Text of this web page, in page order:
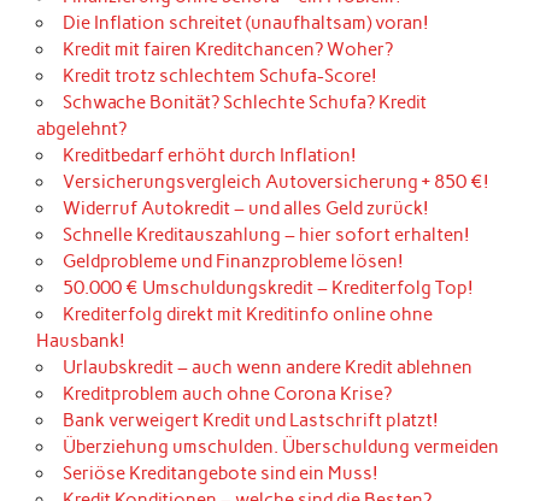
Die Inflation schreitet (unaufhaltsam) voran!
Kredit mit fairen Kreditchancen? Woher?
Kredit trotz schlechtem Schufa-Score!
Schwache Bonität? Schlechte Schufa? Kredit
abgelehnt?
Kreditbedarf erhöht durch Inflation!
Versicherungsvergleich Autoversicherung + 850 €!
Widerruf Autokredit – und alles Geld zurück!
Schnelle Kreditauszahlung – hier sofort erhalten!
Geldprobleme und Finanzprobleme lösen!
50.000 € Umschuldungskredit – Krediterfolg Top!
Krediterfolg direkt mit Kreditinfo online ohne
Hausbank!
Urlaubskredit – auch wenn andere Kredit ablehnen
Kreditproblem auch ohne Corona Krise?
Bank verweigert Kredit und Lastschrift platzt!
Überziehung umschulden. Überschuldung vermeiden
Seriöse Kreditangebote sind ein Muss!